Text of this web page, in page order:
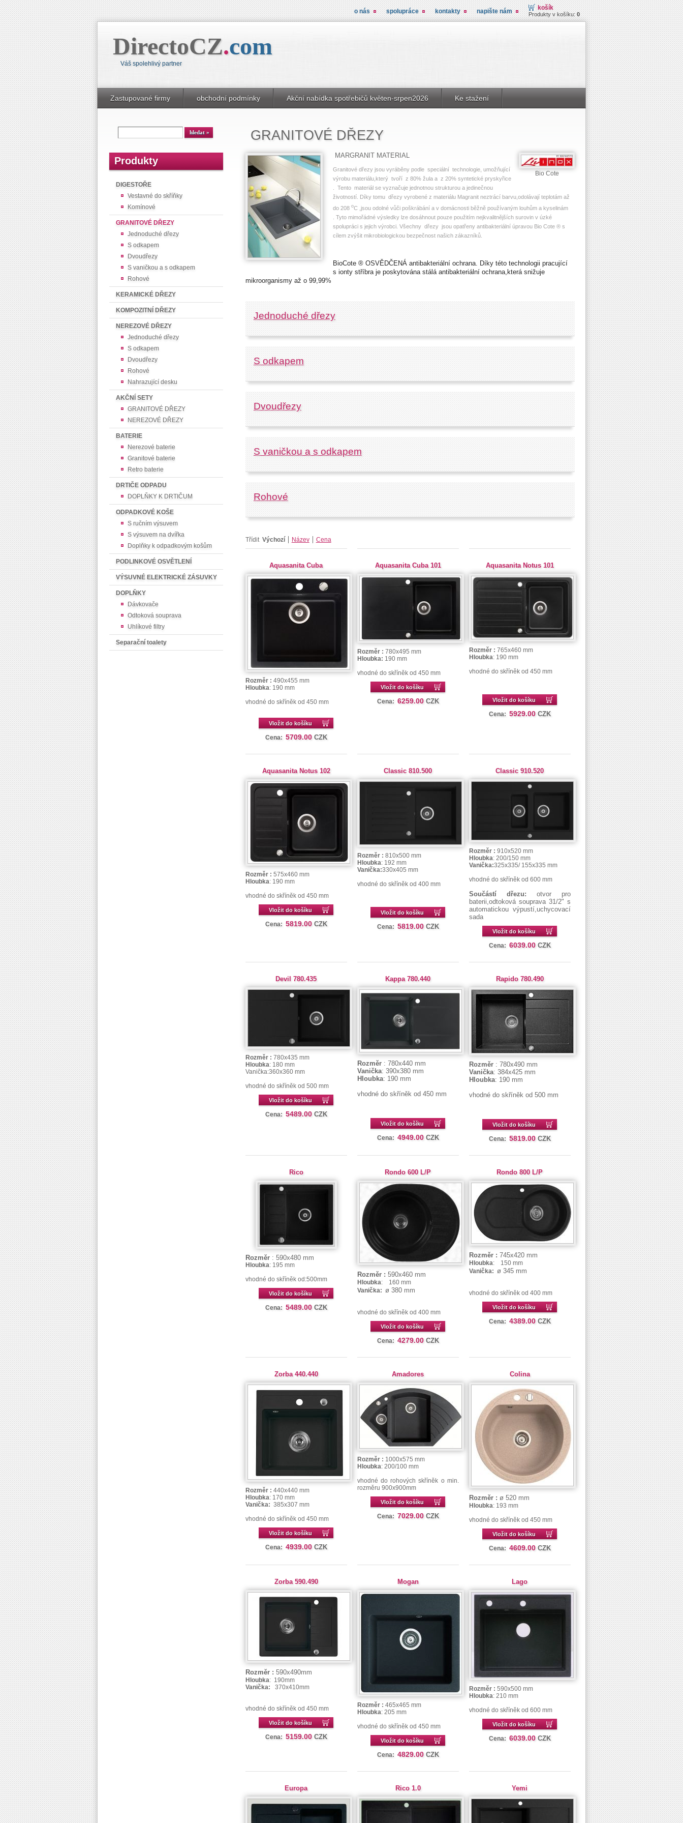
o nás spolupráce kontakty napište nám košík
Produkty v košíku:0
DirectoCZ.com
Váš spolehlivý partner
Zastupované firmy obchodní podmínky Akční nabídka spotřebičů květen-srpen2026 Ke stažení
Produkty
DIGESTOŘE
Vestavné do skříňky
Komínové
GRANITOVÉ DŘEZY
Jednoduché dřezy
S odkapem
Dvoudřezy
S vaničkou a s odkapem
Rohové
KERAMICKÉ DŘEZY
KOMPOZITNÍ DŘEZY
NEREZOVÉ DŘEZY
Jednoduché dřezy
S odkapem
Dvoudřezy
Rohové
Nahrazující desku
AKČNÍ SETY
GRANITOVÉ DŘEZY
NEREZOVÉ DŘEZY
BATERIE
Nerezové baterie
Granitové baterie
Retro baterie
DRTIČE ODPADU
DOPLŇKY K DRTIČUM
ODPADKOVÉ KOŠE
S ručním výsuvem
S výsuvem na dvířka
Doplňky k odpadkovým košům
PODLINKOVÉ OSVĚTLENÍ
VÝSUVNÉ ELEKTRICKÉ ZÁSUVKY
DOPLŇKY
Dávkovače
Odtoková souprava
Uhlíkové filtry
Separační toalety
GRANITOVÉ DŘEZY
Bio Cote
MARGRANIT MATERIAL
Granitové dřezy jsou vyráběny podle speciální technologie, umožňující
výrobu materiálu,který tvoří z 80% žula a z 20% syntetické pryskyřice
Tento materiál se vyznačuje jednotnou strukturou a jedinečnou
životností. Díky tomu dřezy vyrobené z materiálu Magranit neztrácí barvu,odolávají teplotám až
do 208 oC ,jsou odolné vůči poškrábání a v domácnosti běžně používaným louhům a kyselinám
Tyto mimořádné výsledky lze dosáhnout pouze použitím nejkvalitnějších surovin v úzké
spolupráci s jejich výrobci. Všechny dřezy jsou opatřeny antibakteriální úpravou Bio Cote ® s
cílem zvýšit mikrobiologickou bezpečnost našich zákazníků.
BioCote ® OSVĚDČENÁ antibakteriální ochrana. Díky této technologii pracující
s ionty stříbra je poskytována stálá antibakteriální ochrana,která snižuje
mikroorganismy až o 99,99%
Jednoduché dřezy
S odkapem
Dvoudřezy
S vaničkou a s odkapem
Rohové
Třídit Výchozí Název Cena
Aquasanita Cuba
Rozměr : 490x455 mm
Hloubka: 190 mm
vhodné do skříněk od 450 mm
Vložit do košíku
Cena: 5709.00 CZK
Aquasanita Cuba 101
Rozměr : 780x495 mm
Hloubka: 190 mm
vhodné do skříněk od 450 mm
Vložit do košíku
Cena: 6259.00 CZK
Aquasanita Notus 101
Rozměr : 765x460 mm
Hloubka: 190 mm
vhodné do skříněk od 450 mm
Vložit do košíku
Cena: 5929.00 CZK
Aquasanita Notus 102
Rozměr : 575x460 mm
Hloubka: 190 mm
vhodné do skříněk od 450 mm
Vložit do košíku
Cena: 5819.00 CZK
Classic 810.500
Rozměr : 810x500 mm
Hloubka: 192 mm
Vanička:330x405 mm
vhodné do skříněk od 400 mm
Vložit do košíku
Cena: 5819.00 CZK
Classic 910.520
Rozměr : 910x520 mm
Hloubka: 200/150 mm
Vanička:325x335/ 155x335 mm
vhodné do skříněk od 600 mm
Součástí dřezu: otvor pro
baterii,odtoková souprava 31/2" s
automatickou výpustí,uchycovací
sada
Vložit do košíku
Cena: 6039.00 CZK
Devil 780.435
Rozměr : 780x435 mm
Hloubka: 180 mm
Vanička:360x360 mm
vhodné do skříněk od 500 mm
Vložit do košíku
Cena: 5489.00 CZK
Kappa 780.440
Rozměr: 780x440 mm
Vanička: 390x380 mm
Hloubka: 190 mm
vhodné do skříněk od 450 mm
Vložit do košíku
Cena: 4949.00 CZK
Rapido 780.490
Rozměr: 780x490 mm
Vanička: 384x425 mm
Hloubka: 190 mm
vhodné do skříněk od 500 mm
Vložit do košíku
Cena: 5819.00 CZK
Rico
Rozměr : 590x480mm
Hloubka: 195 mm
vhodné do skříněk od:500mm
Vložit do košíku
Cena: 5489.00 CZK
Rondo 600 L/P
Rozměr : 590x460 mm
Hloubka: 160 mm
Vanička: ø 380 mm
vhodné do skříněk od 400 mm
Vložit do košíku
Cena: 4279.00 CZK
Rondo 800 L/P
Rozměr : 745x420 mm
Hloubka: 150 mm
Vanička: ø 345 mm
vhodné do skříněk od 400 mm
Vložit do košíku
Cena: 4389.00 CZK
Zorba 440.440
Rozměr : 440x440 mm
Hloubka: 170 mm
Vanička: 385x307 mm
vhodné do skříněk od 450 mm
Vložit do košíku
Cena: 4939.00 CZK
Amadores
Rozměr : 1000x575 mm
Hloubka: 200/100 mm
vhodné do rohových skříněk o min.
rozměru 900x900mm
Vložit do košíku
Cena: 7029.00 CZK
Colina
Rozměr : ø 520 mm
Hloubka: 193 mm
vhodné do skříněk od 450 mm
Vložit do košíku
Cena: 4609.00 CZK
Zorba 590.490
Rozměr : 590x490mm
Hloubka: 190mm
Vanička: 370x410mm
vhodné do skříněk od 450 mm
Vložit do košíku
Cena: 5159.00 CZK
Mogan
Rozměr : 465x465 mm
Hloubka: 205 mm
vhodné do skříněk od 450 mm
Vložit do košíku
Cena: 4829.00 CZK
Lago
Rozměr : 590x500 mm
Hloubka: 210 mm
vhodné do skříněk od 600 mm
Vložit do košíku
Cena: 6039.00 CZK
Europa Rico 1.0 Yemi